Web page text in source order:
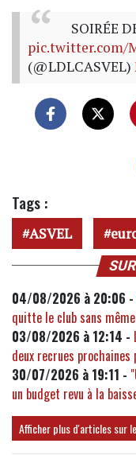
SOIRÉE
pic.twitter.com/
(@LDLCASVEL)
Tags :
ASVEL
04/08/2026 à 20:06 -
quitte le club sans
03/08/2026 à 12:14 -
deux recrues
30/07/2026 à 19:11 -
un budget revu à la
Afficher plus d'articles sur